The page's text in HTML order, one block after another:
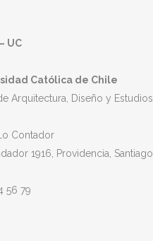
UC
Católica de Chile
Arquitectura, Diseño y Estudios
Contador
1916, Providencia, Santiago,
56 79